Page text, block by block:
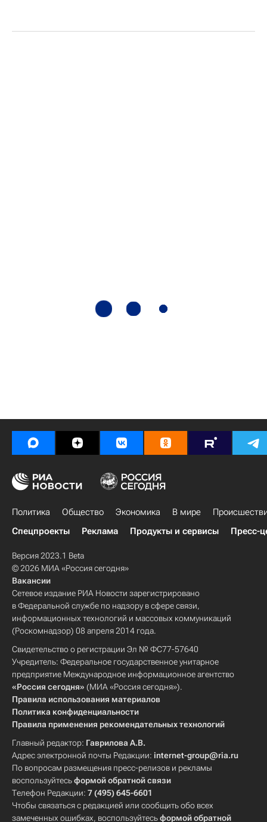
Политика Общество Экономика В мире
Спецпроекты
Реклама Продукты и сервисы Пресс-
Версия 2023.1 Beta
© 2026 МИА «Россия сегодня»
Вакансии
Сетевое издание РИА Новости зарегистрировано
в Федеральной службе по надзору в сфере связи,
информационных технологий и массовых коммуникаций
(Роскомнадзор) 08 апреля 2014 года.
Свидетельство о регистрации Эл № ФС77-57640
Учредитель: Федеральное государственное унитарное
предприятие Международное информационное агентство
«Россия сегодня» (МИА «Россия сегодня»).
Правила использования материалов
Политика конфиденциальности
Правила применения рекомендательных технологий
Главный редактор: Гаврилова А.В.
Адрес электронной почты Редакции: internet-group@ria.ru
По вопросам размещения пресс-релизов и рекламы
воспользуйтесьформой обратной связи
Телефон Редакции: 7 (495) 645-6601
Чтобы связаться с редакцией или сообщить обо всех
замеченных ошибках, воспользуйтесьформой обратной